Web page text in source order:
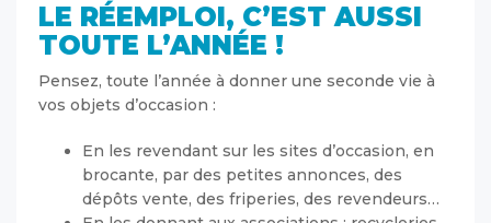
LE RÉEMPLOI, C’EST AUSSI
TOUTE L’ANNÉE !
Pensez, toute l’année à donner une seconde vie à
vos objets d’occasion :
En les revendant sur les sites d’occasion, en
brocante, par des petites annonces, des
dépôts vente, des friperies, des revendeurs…